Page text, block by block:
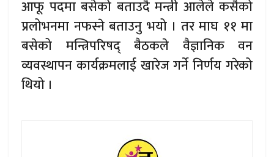
आफू पदमा बसेको बताउदै मन्त्री आलेले कसैको
प्रलोभनमा नफस्ने बताउनु भयो । तर माघ ११ मा
बसेको मन्त्रिपरिषद् बैठकले वैज्ञानिक वन
व्यवस्थापन कार्यक्रमलाई खारेज गर्ने निर्णय गरेको
थियो ।